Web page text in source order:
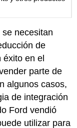
necesitan
de
en el
parte de
algunos casos,
de integración
Ford vendió
utilizar para